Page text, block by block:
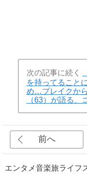
次の記事に続く
を持ってること
め…ブレイクか
（63）が語る、
前へ
エンタメ音楽旅ライフ